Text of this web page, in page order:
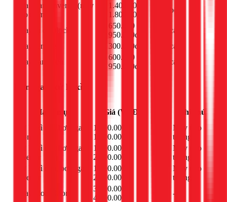
Sửa board Inverter (máy
treo tường)
1.400.000 -
1.800.000đ
bộ
Thay tụ đề block
650.000 -
950.000đ
cái
Thay remote
300.000đ cái
Thay cảm biến
600.000 -
950.000đ
cái
Bơm gas, xử lý xì
Hạng mục Giá (VNĐ)
Ghi chú
Xử lý xì tán, bơm gas
Mono
1.000.000 -
1.900.000đ
Máy treo
tường
Xử lý xì tán, bơm gas
Inverter
1.100.000 -
2.000.000đ
Máy treo
tường
Xử lý xì dàn, bơm gas
Inverter
1.500.000 -
2.400.000đ
Máy treo
tường
Thay block Mono
3.500.000 -
4.500.000đ
-